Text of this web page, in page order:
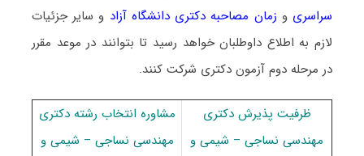
سراسری و زمان مصاحبه دکتری دانشگاه آزاد و سایر جزئیات
لازم به اطلاع داوطلبان خواهد رسید تا بتوانند در موعد مقرر
در مرحله دوم آزمون دکتری شرکت کنند.
ظرفیت پذیرش دکتری
مهندسی نساجی – شیمی و
مشاوره انتخاب رشته دکتری
مهندسی نساجی – شیمی و